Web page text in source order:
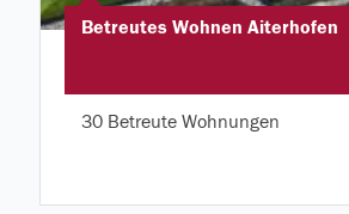
Betreutes Wohnen Aiterhofen
30 Betreute Wohnungen